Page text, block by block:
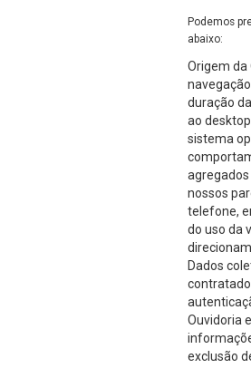
Podemos
abaixo:
Origem da
duração
ao
sistema
nossos
telefone,
do uso da
Dados
Ouvidoria
exclusão